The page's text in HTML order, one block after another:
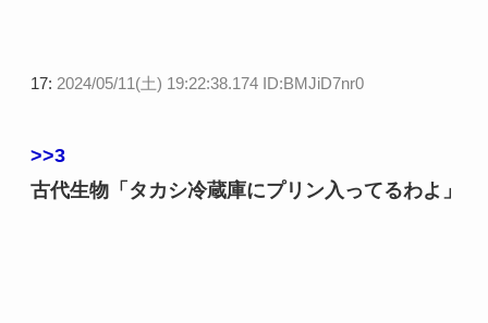
17: 2024/05/11(土) 19:22:38.174 ID:BMJiD7nr0
>>3
古代生物「タカシ冷蔵庫にプリン入ってるわよ」